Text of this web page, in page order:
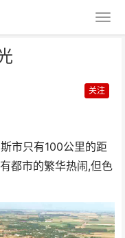
关注
市只有100公里的距
都市的繁华热闹,但色